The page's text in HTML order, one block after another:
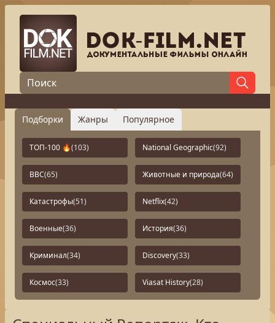
Подборки Жанры Популярное
ТОП-100 🔥(103) National Geographic(92)
BBC(65) Животные и природа(64)
Катастрофы(51) Netflix(42)
Военные(36) История(36)
Криминал(34) Discovery(33)
Космос(33) Viasat History(28)